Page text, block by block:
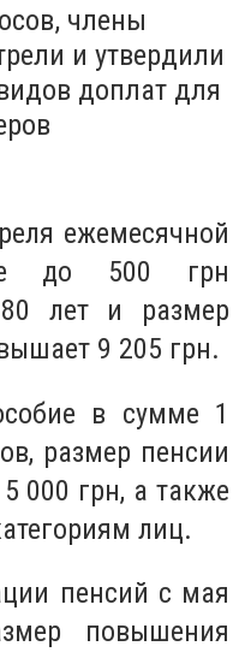
члены
и утвердили
доплат для
ежемесячной
до 500 грн
лет и размер
9 205 грн.
в сумме 1
размер пенсии
000 грн, а также
лиц.
пенсий с мая
повышения